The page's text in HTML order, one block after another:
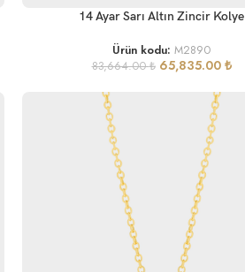
SEPETE EKLE14 Ayar Sarı Altın Zincir Kolye
Ürün kodu: M2890
83,664.00₺ 65,835.00 ₺